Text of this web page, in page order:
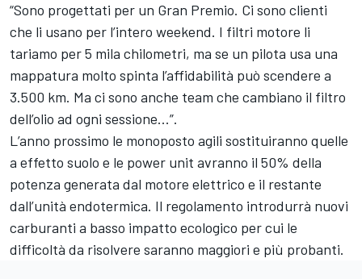
“Sono progettati per un Gran Premio. Ci sono clienti
che li usano per l’intero weekend. I filtri motore li
tariamo per 5 mila chilometri, ma se un pilota usa una
mappatura molto spinta l’affidabilità può scendere a
3.500 km. Ma ci sono anche team che cambiano il filtro
dell’olio ad ogni sessione...”.
L’anno prossimo le monoposto agili sostituiranno quelle
a effetto suolo e le power unit avranno il 50% della
potenza generata dal motore elettrico e il restante
dall’unità endotermica. Il regolamento introdurrà nuovi
carburanti a basso impatto ecologico per cui le
difficoltà da risolvere saranno maggiori e più probanti.